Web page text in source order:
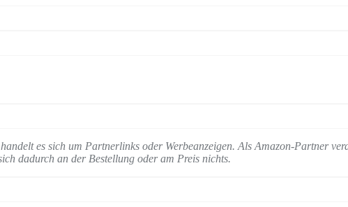
es sich um Partnerlinks oder Werbeanzeigen. Als Amazon-Partner
dadurch an der Bestellung oder am Preis nichts.